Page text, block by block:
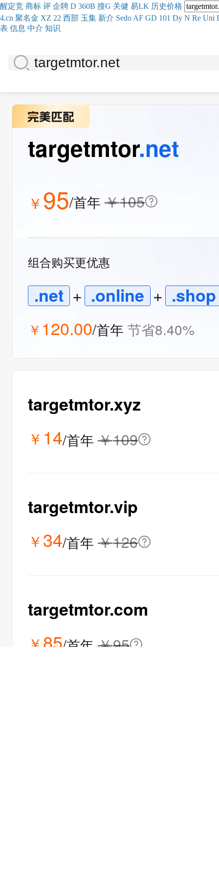
醒定竞 商标 评 企聘 D 360B 搜G 关健 易LK 历史价格
4.cn 聚名金 XZ 22 西部 玉集 新介 Sedo AF GD 101 Dy N Re Uni
表 信息 中介 知识